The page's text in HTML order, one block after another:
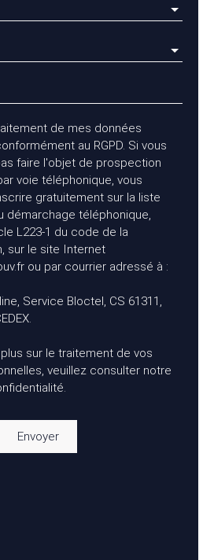
de mes données
au RGPD. Si vous
faire l'objet de prospection
voie téléphonique, vous
gratuitement sur la liste
démarchage téléphonique,
L223-1 du code de la
sur le site Internet
ou par courrier adressé à :
Service Bloctel, CS 61311,
sur le traitement de vos
veuillez consulter notre
.
Envoyer